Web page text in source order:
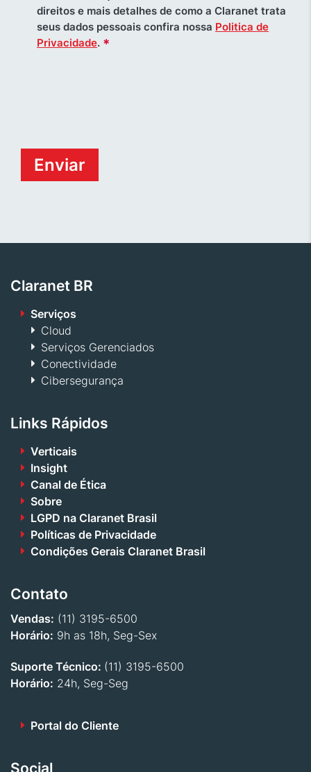
direitos e mais detalhes de como a Claranet trata
seus dados pessoais confira nossa Politica de
Privacidade. *
Claranet BR
Serviços
Cloud
Serviços Gerenciados
Conectividade
Cibersegurança
Links Rápidos
Verticais
Insight
Canal de Ética
Sobre
LGPD na Claranet Brasil
Políticas de Privacidade
Condições Gerais Claranet Brasil
Contato
Vendas: (11) 3195-6500
Horário: 9h as 18h, Seg-Sex
Suporte Técnico: (11) 3195-6500
Horário: 24h, Seg-Seg
Portal do Cliente
Social